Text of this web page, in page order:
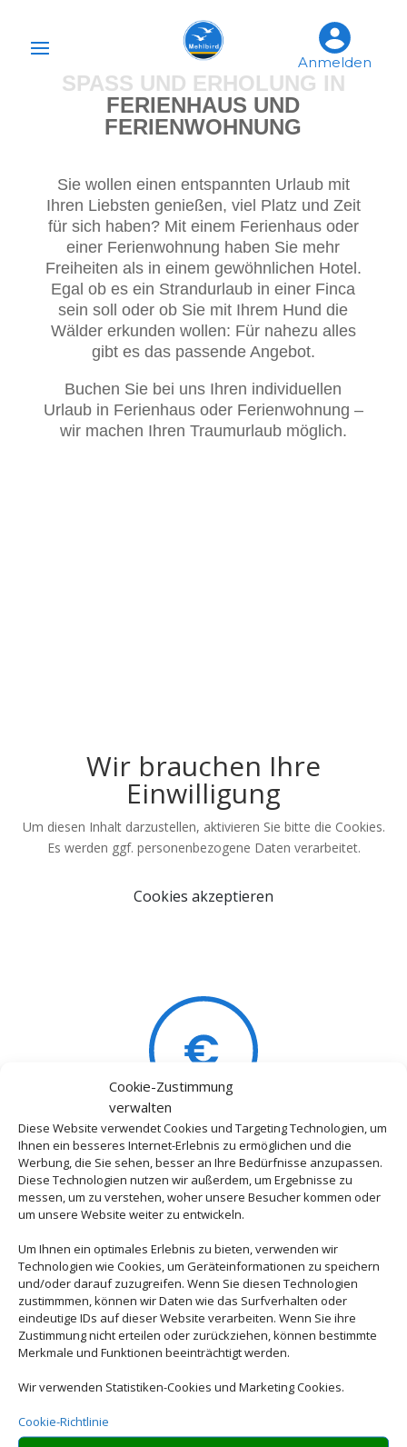
Cookie-Zustimmung
verwalten
Diese Website verwendet Cookies und Targeting Technologien, um
Ihnen ein besseres Internet-Erlebnis zu ermöglichen und die
Werbung, die Sie sehen, besser an Ihre Bedürfnisse anzupassen.
Diese Technologien nutzen wir außerdem, um Ergebnisse zu
messen, um zu verstehen, woher unsere Besucher kommen oder
um unsere Website weiter zu entwickeln.
Um Ihnen ein optimales Erlebnis zu bieten, verwenden wir
Technologien wie Cookies, um Geräteinformationen zu speichern
und/oder darauf zuzugreifen. Wenn Sie diesen Technologien
zustimmmen, können wir Daten wie das Surfverhalten oder
eindeutige IDs auf dieser Website verarbeiten. Wenn Sie ihre
Zustimmung nicht erteilen oder zurückziehen, können bestimmte
Merkmale und Funktionen beeinträchtigt werden.
Wir verwenden Statistiken-Cookies und Marketing Cookies.
Cookie-Richtlinie
Anmelden
SPASS UND ERHOLUNG IN F
ERIENHAUS UND F
ERIENWOHNUNG
Sie wollen einen entspannten Urlaub mit
Ihren Liebsten genießen, viel Platz und Zeit
für sich haben? Mit einem Ferienhaus oder
einer Ferienwohnung haben Sie mehr
Freiheiten als in einem gewöhnlichen Hotel.
Egal ob es ein Strandurlaub in einer Finca
sein soll oder ob Sie mit Ihrem Hund die
Wälder erkunden wollen: Für nahezu alles
gibt es das passende Angebot.
Buchen Sie bei uns Ihren individuellen
Urlaub in Ferienhaus oder Ferienwohnung –
wir machen Ihren Traumurlaub möglich.
Wir brauchen Ihre
Einwilligung
Um diesen Inhalt darzustellen, aktivieren Sie bitte die Cookies.
Es werden ggf. personenbezogene Daten verarbeitet.
Cookies akzeptieren
Günstiger Preis
Bei längeren Reisen ist ein
Feriendomizil oft wesentlich
preiswerter als ein Hotel.
Flexibilität